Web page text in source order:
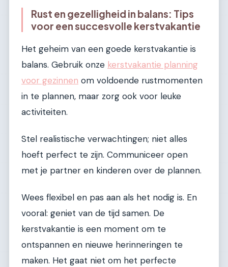
Rust en gezelligheid in balans: Tips
voor een succesvolle kerstvakantie
Het geheim van een goede kerstvakantie is
balans. Gebruik onze kerstvakantie planning
voor gezinnen om voldoende rustmomenten
in te plannen, maar zorg ook voor leuke
activiteiten.
Stel realistische verwachtingen; niet alles
hoeft perfect te zijn. Communiceer open
met je partner en kinderen over de plannen.
Wees flexibel en pas aan als het nodig is. En
vooral: geniet van de tijd samen. De
kerstvakantie is een moment om te
ontspannen en nieuwe herinneringen te
maken. Het gaat niet om het perfecte